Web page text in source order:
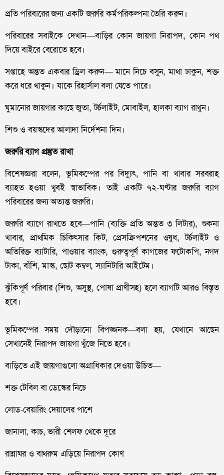
প্রতি পরিবারের জন্য একটি জরুরি কর্মপরিকল্পনা তৈরি করুন।
পরিবারের সবাইকে দেখান—বাড়ির কোন জায়গা নিরাপদ, কোন পথ
দিয়ে বাইরে বেরোতে হবে।
সপ্তাহে অন্তত একবার ড্রিল করুন— মানে নিচে বসুন, মাথা ঢাকুন, শক্ত
করে ধরে থাকুন। যাকে রিহার্সাল বলা যেতে পারে।
ঘুমানোর জায়গার কাছে জুতা, টর্চলাইট, মোবাইল, হালকা ব্যাগ রাখুন।
শিশু ও বয়স্কদের আলাদা নির্দেশনা দিন।
জরুরি ব্যাগ প্রস্তুত রাখা
বিশেষজ্ঞরা বলেন, ভূমিকম্পের পর বিদ্যুৎ, পানি বা খাবার সরবরাহ
ব্যাহত হওয়া খুবই স্বাভাবিক। তাই একটি ৭২-ঘণ্টার জরুরি ব্যাগ
পরিবারের জন্য অত্যন্ত জরুরি।
জরুরি ব্যাগে রাখতে হবে—পানি (ব্যক্তি প্রতি অন্তত ৩ লিটার), শুকনা
খাবার, প্রাথমিক চিকিৎসার কিট, প্রেসক্রিপশনের ওষুধ, টর্চলাইট ও
অতিরিক্ত ব্যাটারি, পাওয়ার ব্যাংক, গুরুত্বপূর্ণ কাগজের ফটোকপি, নগদ
টাকা, বাঁশি, মাস্ক, ছোট কম্বল, স্যানিটারি আইটেম।
ঝুঁকিপূর্ণ পরিবার (শিশু, অসুস্থ, পোষা প্রাণীসহ) হলে ব্যাগটি আরও বিস্তৃত
হবে।
ভূমিকম্পের সময় দৌড়ানো বিপজ্জনক—বলা হয়, যেখানে আছেন
সেখানেই নিরাপদ জায়গা খুঁজে নিতে হবে।
বাড়িতে এই জায়গাগুলো অগ্রাধিকার দেওয়া উচিত—
শক্ত টেবিল বা ডেস্কের নিচে
লোড-বেয়ারিং দেয়ালের পাশে
জানালা, কাচ, ভারী শেলফ থেকে দূরে
রান্নাঘর ও বাথরুম এড়িয়ে নিরাপদ কোণ